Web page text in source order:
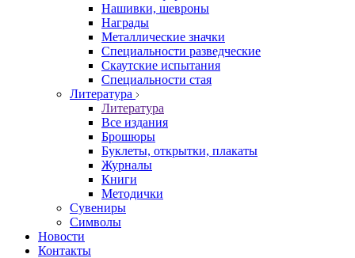
Нашивки, шевроны
Награды
Металлические значки
Специальности разведческие
Скаутские испытания
Специальности стая
Литература
Литература
Все издания
Брошюры
Буклеты, открытки, плакаты
Журналы
Книги
Методички
Сувениры
Символы
Новости
Контакты